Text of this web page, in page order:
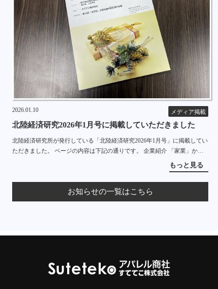
メディア掲載
2026.01.10
北陸経済研究2026年1月号に掲載していただきました
北陸経済研究所が発行している「北陸経済研究2026年1月号」に掲載してい
ただきました。 ページの内容は下記の通りです。 企業紹介 「家業」から
「事業」へ 失敗を糧に急成長する下着のインターネット販売会社 すててこ
もっと見る
お知らせの一覧はこちら